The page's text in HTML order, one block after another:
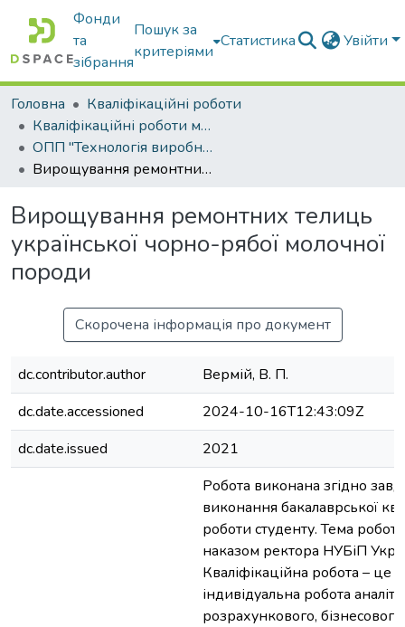
Фонди
та
зібрання
Пошук за
критеріями
Статистика Увійти
Головна
Кваліфікаційні роботи
Кваліфікаційні роботи магістрів
ОПП "Технологія виробництва і переробки продукції тваринництва"
Вирощування ремонтних телиць української чорно-рябої молочної породи
Вирощування ремонтних телиць
української чорно-рябої молочної
породи
Скорочена інформація про документ
dc.contributor.author
Вермій, В. П.
dc.date.accessioned
2024-10-16T12:43:09Z
dc.date.issued
2021
Робота виконана згідно
виконання бакалаврської
роботи студенту. Тема
наказом ректора НУБіП
Кваліфікаційна робота – це
індивідуальна робота
розрахункового,